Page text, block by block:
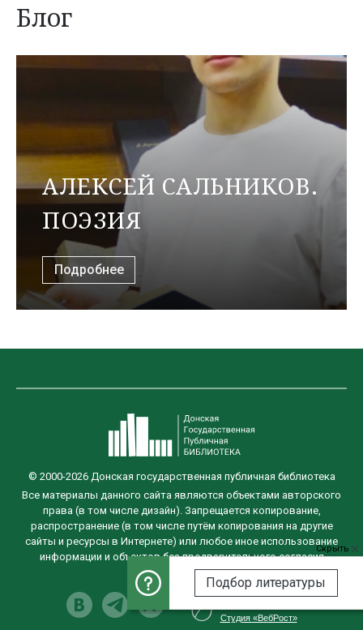
Блог
АЛЕКСЕЙ САЛЬНИКОВ.
ПОЭЗИЯ
Подробнее
Скрыть
Подбор литературы
© 2000-2026 Донская государственная публичная библиотека
Все материалы данного сайта являются объектами авторского
права (в том числе дизайн). Запрещается копирование,
распространение (в том числе путём копирования на другие
сайты и ресурсы в Интернете) или любое иное использование
информации и объектов без предварительного согласия
правообладателя.
Студия «ВебРост»